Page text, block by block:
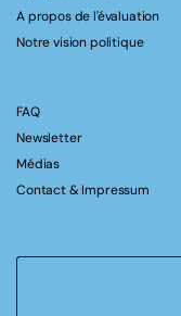
A propos de l'évaluation
Notre vision politique
FAQ
Newsletter
Médias
Contact & Impressum